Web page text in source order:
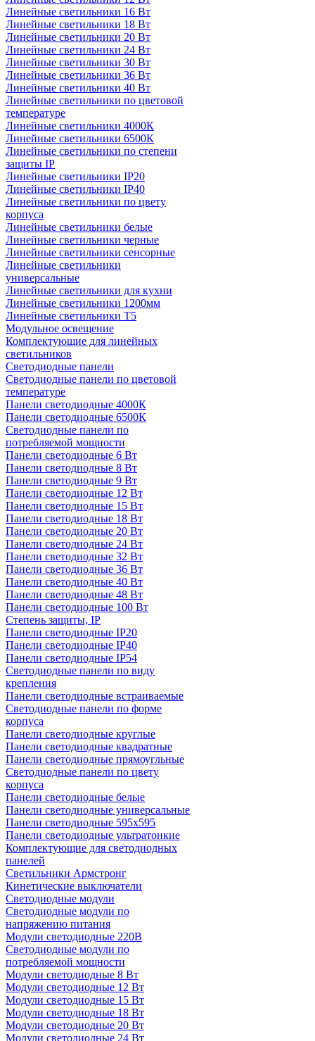
Линейные светильники 16 Вт
Линейные светильники 18 Вт
Линейные светильники 20 Вт
Линейные светильники 24 Вт
Линейные светильники 30 Вт
Линейные светильники 36 Вт
Линейные светильники 40 Вт
Линейные светильники по цветовой
температуре
Линейные светильники 4000К
Линейные светильники 6500К
Линейные светильники по степени
защиты IP
Линейные светильники IP20
Линейные светильники IP40
Линейные светильники по цвету
корпуса
Линейные светильники белые
Линейные светильники черные
Линейные светильники сенсорные
Линейные светильники
универсальные
Линейные светильники для кухни
Линейные светильники 1200мм
Линейные светильники Т5
Модульное освещение
Комплектующие для линейных
светильников
Светодиодные панели
Светодиодные панели по цветовой
температуре
Панели светодиодные 4000К
Панели светодиодные 6500К
Светодиодные панели по
потребляемой мощности
Панели светодиодные 6 Вт
Панели светодиодные 8 Вт
Панели светодиодные 9 Вт
Панели светодиодные 12 Вт
Панели светодиодные 15 Вт
Панели светодиодные 18 Вт
Панели светодиодные 20 Вт
Панели светодиодные 24 Вт
Панели светодиодные 32 Вт
Панели светодиодные 36 Вт
Панели светодиодные 40 Вт
Панели светодиодные 48 Вт
Панели светодиодные 100 Вт
Степень защиты, IP
Панели светодиодные IP20
Панели светодиодные IP40
Панели светодиодные IP54
Светодиодные панели по виду
крепления
Панели светодиодные встраиваемые
Светодиодные панели по форме
корпуса
Панели светодиодные круглые
Панели светодиодные квадратные
Панели светодиодные прямоугльные
Светодиодные панели по цвету
корпуса
Панели светодиодные белые
Панели светодиодные универсальные
Панели светодиодные 595х595
Панели светодиодные ультратонкие
Комплектующие для светодиодных
панелей
Светильники Армстронг
Кинетические выключатели
Светодиодные модули
Светодиодные модули по
напряжению питания
Модули светодиодные 220В
Светодиодные модули по
потребляемой мощности
Модули светодиодные 8 Вт
Модули светодиодные 12 Вт
Модули светодиодные 15 Вт
Модули светодиодные 18 Вт
Модули светодиодные 20 Вт
Модули светодиодные 24 Вт